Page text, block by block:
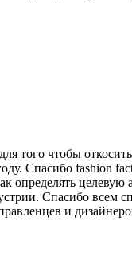
того чтобы
Спасибо fashion
определять целевую
Спасибо всем
и